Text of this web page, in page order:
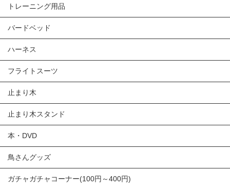
トレーニング用品
バードベッド
ハーネス
フライトスーツ
止まり木
止まり木スタンド
本・DVD
鳥さんグッズ
ガチャガチャコーナー(100円～400円)